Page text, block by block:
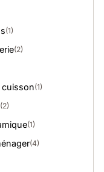
(1)
(2)
cuisson(1)
(2)
(1)
(4)